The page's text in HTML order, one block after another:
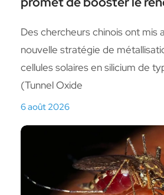
Des chercheurs chinois ont mis
nouvelle stratégie de
cellules solaires en silicium de
(Tunnel Oxide
6 août 2026